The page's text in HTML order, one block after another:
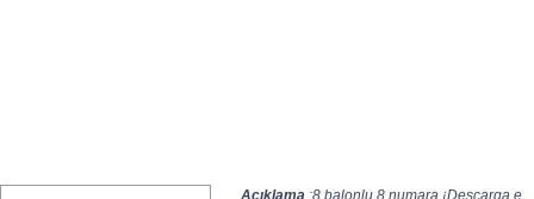
Açıklama :8 balonlu 8 numara ¡Descarga e